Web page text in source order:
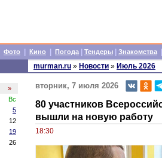
Фото Кино Погода Тендеры Знакомства
»
Вс
5
12
19
26
murman.ru » Новости » Июль 2026
вторник, 7 июля 2026
80 участников
вышли на новую работу
18:30